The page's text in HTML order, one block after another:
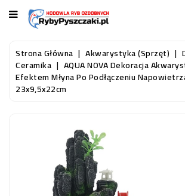
KATEGORIA
STRONA
GŁÓWNA
RYBY
WODNEGO
Strona Główna Akwarystyka (sprzęt)
Ceramika AQUA NOVA Dekoracja
Efektem Młyna Po Podłączeniu
23x9,5x22cm